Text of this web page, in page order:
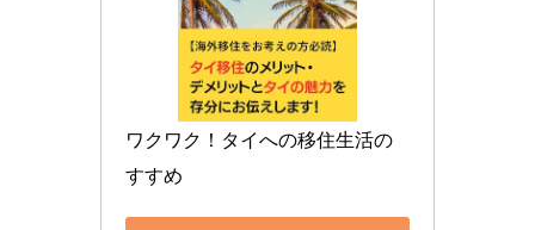
ワクワク！タイへの移住生活の
すすめ